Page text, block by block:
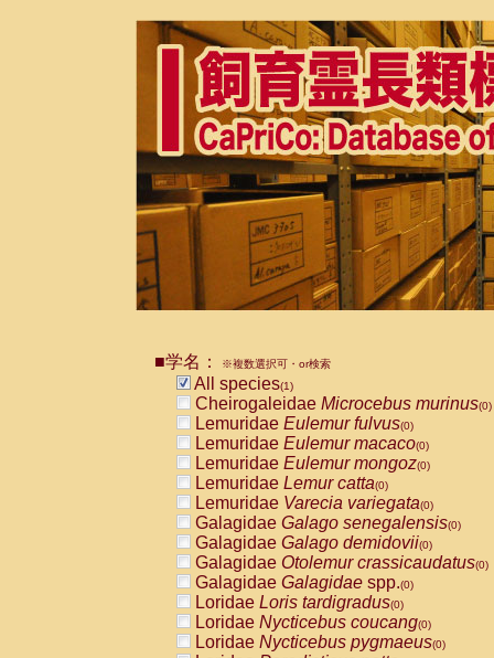
■学名： ※複数選択可・or検索
All species(1)
Cheirogaleidae Microcebus murinus(0)
Lemuridae Eulemur fulvus(0)
Lemuridae Eulemur macaco(0)
Lemuridae Eulemur mongoz(0)
Lemuridae Lemur catta(0)
Lemuridae Varecia variegata(0)
Galagidae Galago senegalensis(0)
Galagidae Galago demidovii(0)
Galagidae Otolemur crassicaudatus(0)
Galagidae Galagidae spp.(0)
Loridae Loris tardigradus(0)
Loridae Nycticebus coucang(0)
Loridae Nycticebus pygmaeus(0)